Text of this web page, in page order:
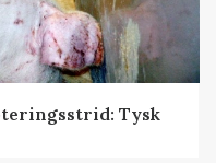
Tysk